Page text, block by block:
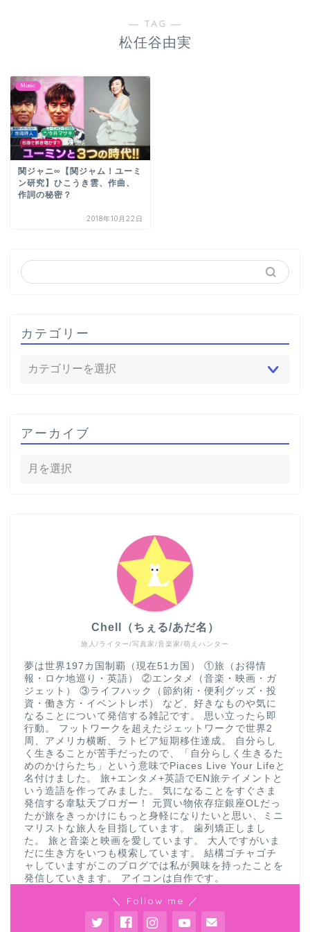
― TAG ―
松任谷由実
Music
関ジャニ∞【関ジャム！ユーミ
ン研究】ひこうき雲、作曲、
作詞の秘密？
2018年10月22日
カテゴリー
アーカイブ
旅人/ライター/写真家/音楽家/萌えハンター
Chell（ちぇる/あだ名）
夢は世界197カ国制覇（現在51カ国） ①旅（お得情
報・ロケ地巡り・英語） ②エンタメ（音楽・映画・ガ
ジェット） ③ライフハック（節約術・便利グッズ・投
資・働き方・イベントレポ） など、好きなものや気に
なることについて発信する雑記です。 思い立ったら即
行動。 フットワークを超えたジェットワークで世界2
周、アメリカ横断、ラトビア短期移住達成。 自分らし
く生きることが苦手だったので、「自分らしく生きるた
めのかけらたち」という意味でPiaces Live Your Lifeと
名付けました。 旅+エンタメ+英語でEN旅テイメントと
いう造語を作ってみました。 気になることをすぐさま
発信する韋駄天ブロガー！ 元買い物依存症銀座OLだっ
たが旅をきっかけにもっと身軽になりたいと思い、ミニ
マリストな旅人を目指しています。 歯列矯正しまし
た。 旅と音楽と映画を愛しています。 大人ですがいま
だに生き方をいつも模索しています。 結構ゴチャゴチ
ャしていますがこのブログでは私が興味を持ったことを
発信していきます。 アイコンは自作です。
＼ Follow me ／